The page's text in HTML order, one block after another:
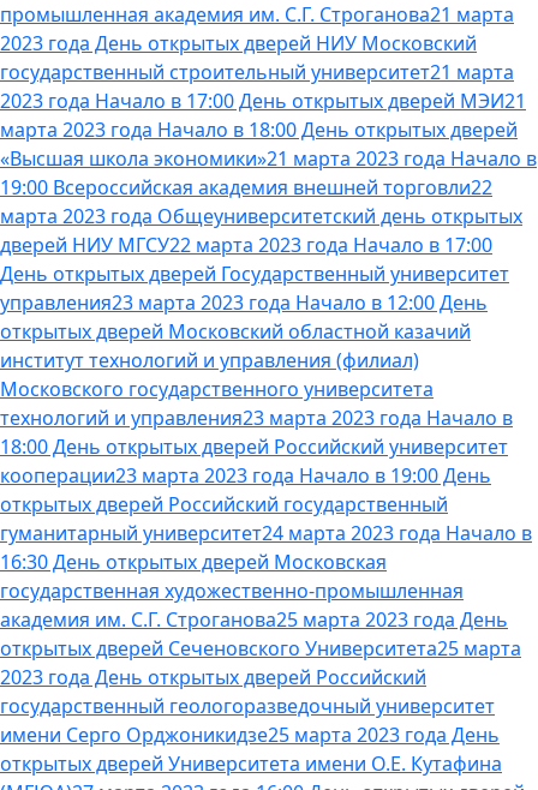
промышленная академия им. С.Г. Строганова21 марта
2023 года День открытых дверей НИУ Московский
государственный строительный университет21 марта
2023 года Начало в 17:00 День открытых дверей МЭИ21
марта 2023 года Начало в 18:00 День открытых дверей
«Высшая школа экономики»21 марта 2023 года Начало в
19:00 Всероссийская академия внешней торговли22
марта 2023 года Общеуниверситетский день открытых
дверей НИУ МГСУ22 марта 2023 года Начало в 17:00
День открытых дверей Государственный университет
управления23 марта 2023 года Начало в 12:00 День
открытых дверей Московский областной казачий
институт технологий и управления (филиал)
Московского государственного университета
технологий и управления23 марта 2023 года Начало в
18:00 День открытых дверей Российский университет
кооперации23 марта 2023 года Начало в 19:00 День
открытых дверей Российский государственный
гуманитарный университет24 марта 2023 года Начало в
16:30 День открытых дверей Московская
государственная художественно-промышленная
академия им. С.Г. Строганова25 марта 2023 года День
открытых дверей Сеченовского Университета25 марта
2023 года День открытых дверей Российский
государственный геологоразведочный университет
имени Серго Орджоникидзе25 марта 2023 года День
открытых дверей Университета имени О.Е. Кутафина